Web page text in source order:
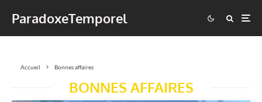
ParadoxeTemporel
Accueil Bonnes affaires
BONNES AFFAIRES